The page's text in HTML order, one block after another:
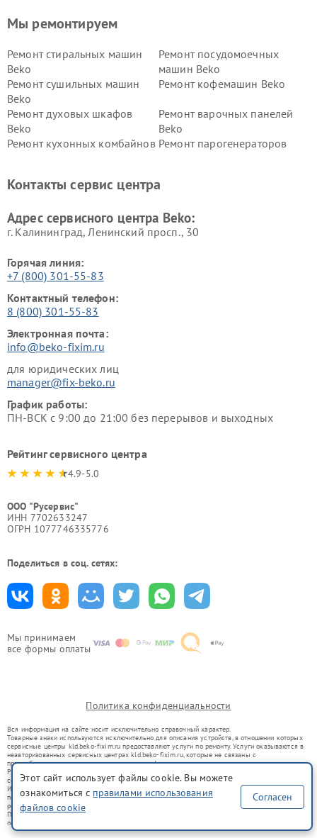
Мы принимаем
все формы оплаты
Мы ремонтируем
Ремонт стиральных машин
Beko
Ремонт посудомоечных
машин Beko
Ремонт сушильных машин
Beko
Ремонт кофемашин Beko
Ремонт духовых шкафов
Beko
Ремонт варочных панелей
Beko
Ремонт кухонных комбайнов Ремонт парогенераторов
Ремонт холодильников Beko Ремонт морозильных камер
Контакты сервис центра
Адрес сервисного центра Beko:
г. Калининград, Ленинский просп., 30
Горячая линия:
+7 (800) 301-55-83
Контактный телефон:
8 (800) 301-55-83
Электронная почта:
info@beko-fixim.ru
для юридических лиц
manager@fix-beko.ru
График работы:
ПН-ВСК с 9:00 до 21:00 без перерывов и выходных
Рейтинг сервисного центра
4.9-5.0
ООО "Русервис"
ИНН 7702633247
ОГРН 1077746335776
Поделиться в соц. сетях:
Политика конфиденциальности
Вся информация на сайте носит исключительно справочный характер.
Товарные знаки используются исключительно для описания устройств, в отношении которых
сервисные центры kld.beko-fixim.ru предоставляют услуги по ремонту. Услуги оказываются в
неавторизованных сервисных центрах kld.beko-fixim.ru, которые не связаны с
правообладателями товарных знаков или их официальными представителями.
Ремонт осуществляется для устройств, уже введенных в гражданский оборот в соответствии
со статьей 1487 ГК РФ.
Использование товарных знаков не преследует цели индивидуализации услуг или введения
потребителей в заблуждение, а служит для информирования о предоставляемых услугах по
ремонту техники указанных брендов.
Представленная на сайте информация не является публичной офертой, определяемой
положениями Статьи 437(2) Гражданского кодекса РФ
Этот сайт использует файлы cookie. Вы можете
ознакомиться с правилами использования
файлов cookie
Согласен